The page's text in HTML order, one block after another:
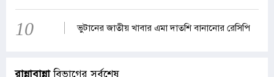
10 ভুটানের জাতীয় খাবার এমা দাতশি বানানোর রেসিপি
রান্নাবান্নাবিভাগের সর্বশেষ